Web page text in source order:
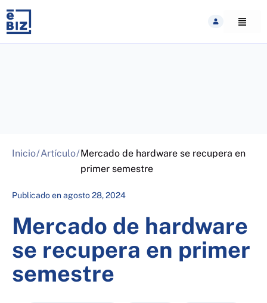
content
Inicio/Artículo/Mercado de hardware se recupera en
primer semestre
Publicado enagosto 28, 2024
Mercado de hardware
se recupera en primer
semestre